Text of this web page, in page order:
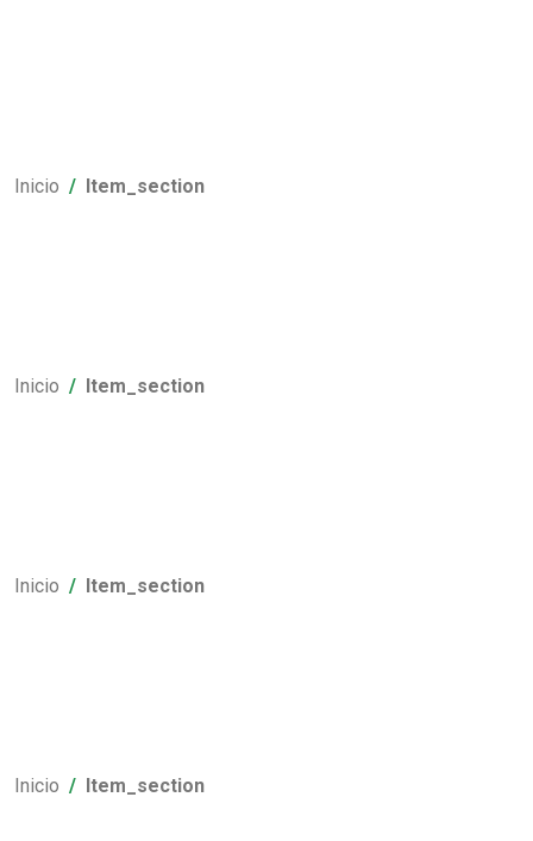
Inicio Item_section
Inicio Item_section
Inicio Item_section
Inicio Item_section